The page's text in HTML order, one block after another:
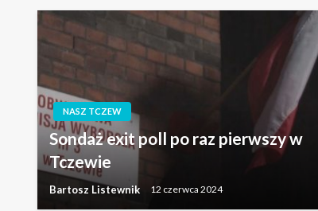
NASZ TCZEW
Sondaż exit poll po raz pierwszy w
Tczewie
Bartosz Listewnik 12 czerwca 2024